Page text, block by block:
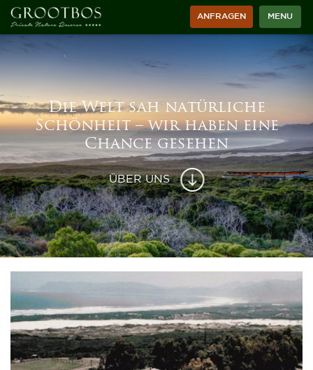
ANFRAGEN MENU
Die Welt sah natürliche
Schönheit – wir haben eine
Chance gesehen
ÜBER UNS